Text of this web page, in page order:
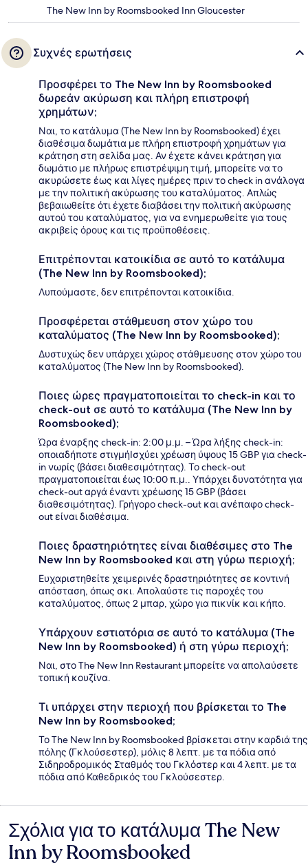
The New Inn by Roomsbooked Inn Gloucester
Συχνές ερωτήσεις
Προσφέρει το The New Inn by Roomsbooked
δωρεάν ακύρωση και πλήρη επιστροφή
χρημάτων;
Ναι, το κατάλυμα (The New Inn by Roomsbooked) έχει
διαθέσιμα δωμάτια με πλήρη επιστροφή χρημάτων για
κράτηση στη σελίδα μας. Αν έχετε κάνει κράτηση για
δωμάτιο με πλήρως επιστρέψιμη τιμή, μπορείτε να το
ακυρώσετε έως και λίγες ημέρες πριν το check in ανάλογα
με την πολιτική ακύρωσης του καταλύματος. Απλώς
βεβαιωθείτε ότι έχετε διαβάσει την πολιτική ακύρωσης
αυτού του καταλύματος, για να ενημερωθείτε για τους
ακριβείς όρους και τις προϋποθέσεις.
Επιτρέπονται κατοικίδια σε αυτό το κατάλυμα
(The New Inn by Roomsbooked);
Λυπούμαστε, δεν επιτρέπονται κατοικίδια.
Προσφέρεται στάθμευση στον χώρο του
καταλύματος (The New Inn by Roomsbooked);
Δυστυχώς δεν υπάρχει χώρος στάθμευσης στον χώρο του
καταλύματος (The New Inn by Roomsbooked).
Ποιες ώρες πραγματοποιείται το check-in και το
check-out σε αυτό το κατάλυμα (The New Inn by
Roomsbooked);
Ώρα έναρξης check-in: 2:00 μ.μ. – Ώρα λήξης check-in:
οποιαδήποτε στιγμήΙσχύει χρέωση ύψους 15 GBP για check-
in νωρίς (βάσει διαθεσιμότητας). Το check-out
πραγματοποιείται έως 10:00 π.μ.. Υπάρχει δυνατότητα για
check-out αργά έναντι χρέωσης 15 GBP (βάσει
διαθεσιμότητας). Γρήγορο check-out και ανέπαφο check-
out είναι διαθέσιμα.
Ποιες δραστηριότητες είναι διαθέσιμες στο The
New Inn by Roomsbooked και στη γύρω περιοχή;
Ευχαριστηθείτε χειμερινές δραστηριότητες σε κοντινή
απόσταση, όπως σκι. Απολαύστε τις παροχές του
καταλύματος, όπως 2 μπαρ, χώρο για πικνίκ και κήπο.
Υπάρχουν εστιατόρια σε αυτό το κατάλυμα (The
New Inn by Roomsbooked) ή στη γύρω περιοχή;
Ναι, στο The New Inn Restaurant μπορείτε να απολαύσετε
τοπική κουζίνα.
Τι υπάρχει στην περιοχή που βρίσκεται το The
New Inn by Roomsbooked;
Το The New Inn by Roomsbooked βρίσκεται στην καρδιά της
πόλης (Γκλούσεστερ), μόλις 8 λεπτ. με τα πόδια από
Σιδηροδρομικός Σταθμός του Γκλόστερ και 4 λεπτ. με τα
πόδια από Καθεδρικός του Γκλούσεστερ.
Σχόλια
Σχόλια για το κατάλυμα The New
Inn by Roomsbooked